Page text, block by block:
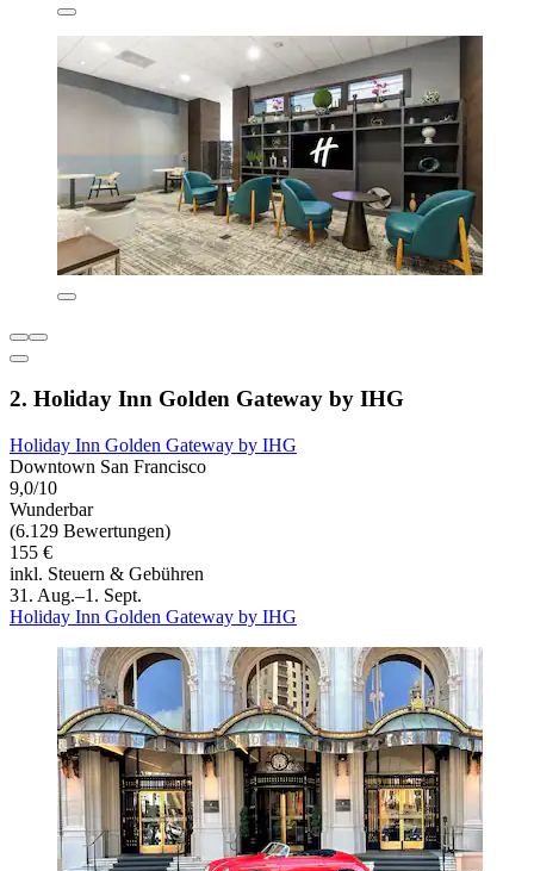
2. Holiday Inn Golden Gateway by IHG
Holiday Inn Golden Gateway by IHG
Downtown San Francisco
9,0/10
Wunderbar
(6.129 Bewertungen)
155 €
inkl. Steuern & Gebühren
31. Aug.–1. Sept.
Holiday Inn Golden Gateway by IHG